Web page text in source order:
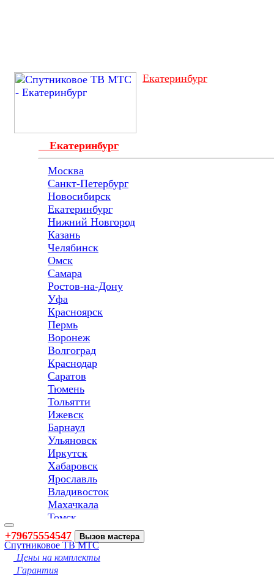
Екатеринбург
Екатеринбург
Москва
Санкт-Петербург
Новосибирск
Екатеринбург
Нижний Новгород
Казань
Челябинск
Омск
Самара
Ростов-на-Дону
Уфа
Красноярск
Пермь
Воронеж
Волгоград
Краснодар
Саратов
Тюмень
Тольятти
Ижевск
Барнаул
Ульяновск
Иркутск
Хабаровск
Ярославль
Владивосток
Махачкала
Томск
Оренбург
Кемерово
Новокузнецк
Рязань
+79675554547 Вызов мастера
Toggle
navigation
Спутниковое ТВ МТС
Цены на комплекты
Гарантия